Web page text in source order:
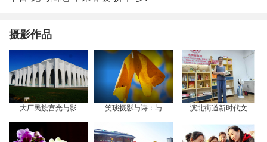
摄影作品
大厂民族宫光与影 笑琰摄影与诗：与 滨北街道新时代文